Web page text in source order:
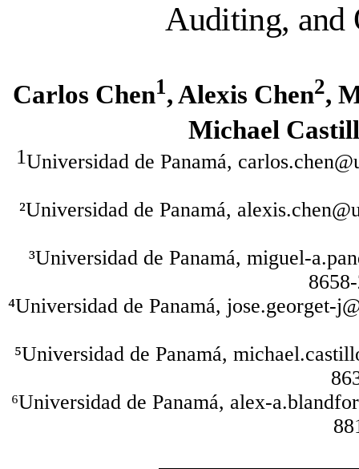
Auditing, and
Carlos Chen1, Alexis Chen2,
Michael
1Universidad de Panamá,
²Universidad de Panamá,
³Universidad de Panamá, miguel-
⁴Universidad de Panamá, jose.georget-
⁵Universidad de Panamá,
⁶Universidad de Panamá, alex-